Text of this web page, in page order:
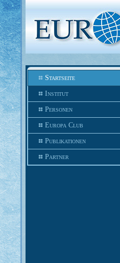
Startseite
Institut
Personen
Europa Club
Publikationen
Partner